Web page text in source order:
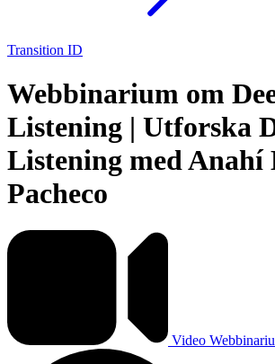
Transition ID
Webbinarium om
Listening | Utforska
Listening med Anahí
Pacheco
Video